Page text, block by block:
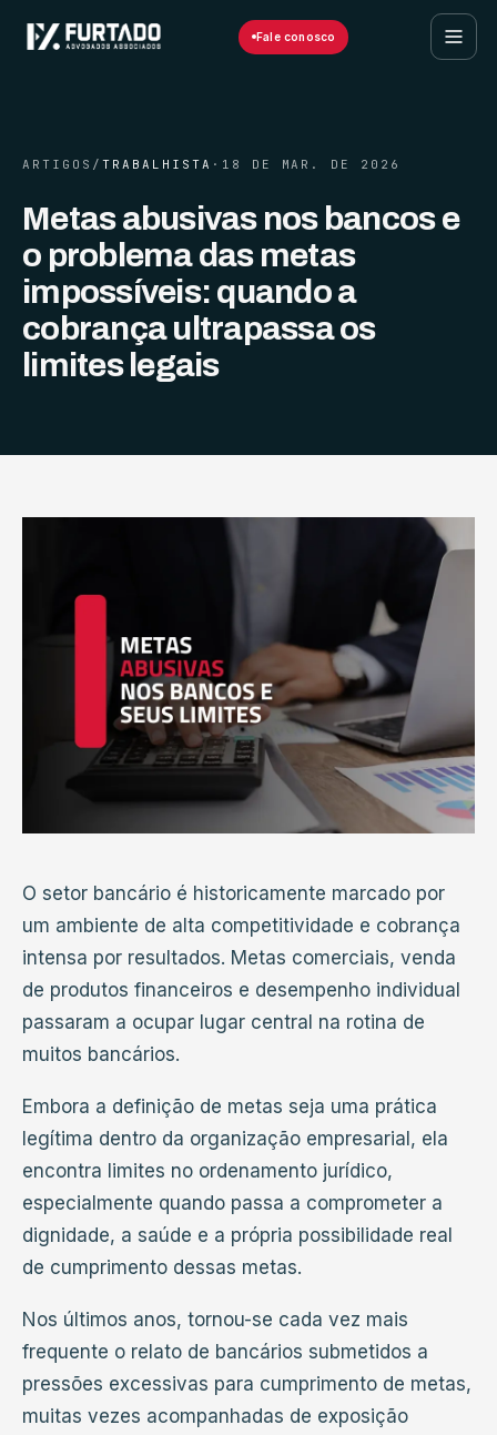
Fale conosco
ARTIGOS / TRABALHISTA · 18 DE MAR. DE 2026
Metas abusivas nos bancos e
o problema das metas
impossíveis: quando a
cobrança ultrapassa os
limites legais
O setor bancário é historicamente marcado por
um ambiente de alta competitividade e cobrança
intensa por resultados. Metas comerciais, venda
de produtos financeiros e desempenho individual
passaram a ocupar lugar central na rotina de
muitos bancários.
Embora a definição de metas seja uma prática
legítima dentro da organização empresarial, ela
encontra limites no ordenamento jurídico,
especialmente quando passa a comprometer a
dignidade, a saúde e a própria possibilidade real
de cumprimento dessas metas.
Nos últimos anos, tornou-se cada vez mais
frequente o relato de bancários submetidos a
pressões excessivas para cumprimento de metas,
muitas vezes acompanhadas de exposição